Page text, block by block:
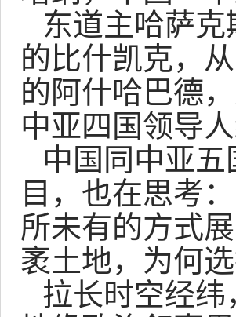
东道主哈萨
的比什凯克，
的阿什哈巴德
中亚四国领导
中国同中亚
目，也在思考
所未有的方式
袤土地，为何
拉长时空经